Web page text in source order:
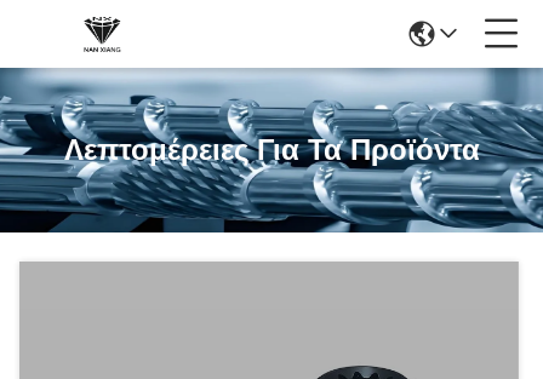
Λεπτομέρειες Για Τα Προϊόντα